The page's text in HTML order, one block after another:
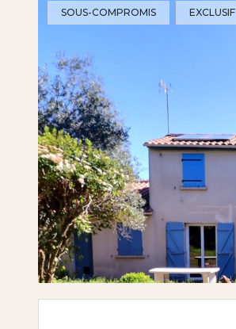
SOUS-COMPROMIS EXCLUSIF